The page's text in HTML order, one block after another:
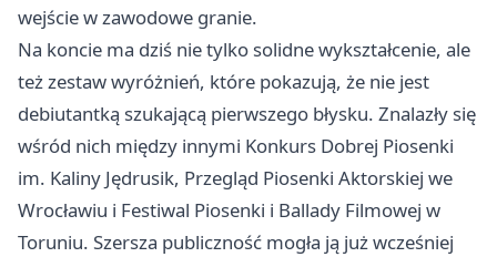
wejście w zawodowe granie.
Na koncie ma dziś nie tylko solidne wykształcenie, ale
też zestaw wyróżnień, które pokazują, że nie jest
debiutantką szukającą pierwszego błysku. Znalazły się
wśród nich między innymi Konkurs Dobrej Piosenki
im. Kaliny Jędrusik, Przegląd Piosenki Aktorskiej we
Wrocławiu i Festiwal Piosenki i Ballady Filmowej w
Toruniu. Szersza publiczność mogła ją już wcześniej